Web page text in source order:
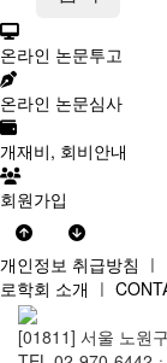
온라인 논문투고
온라인 논문심사
개재비, 회비안내
회원가입
개인정보 취급방침 ㅣ
로학회 소개 ㅣ
[01811] 서울 노원